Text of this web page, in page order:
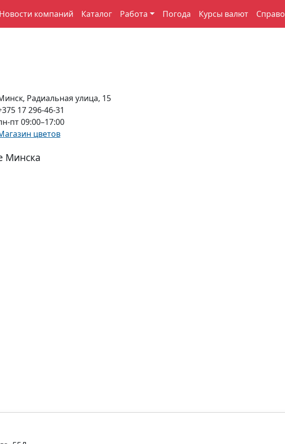
Новости компаний Каталог Работа Погода Курсы валют
Радиальная улица, 15
17 296-46-31
пт 09:00–17:00
цветов
Минска